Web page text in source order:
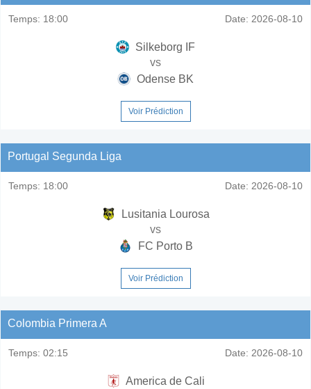
Temps: 18:00 Date: 2026-08-10
Silkeborg IF
vs
Odense BK
Voir Prédiction
Portugal Segunda Liga
Temps: 18:00 Date: 2026-08-10
Lusitania Lourosa
vs
FC Porto B
Voir Prédiction
Colombia Primera A
Temps: 02:15 Date: 2026-08-10
America de Cali